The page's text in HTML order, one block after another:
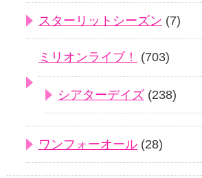
スターリットシーズン (7)
ミリオンライブ！ (703)
シアターデイズ (238)
ワンフォーオール (28)